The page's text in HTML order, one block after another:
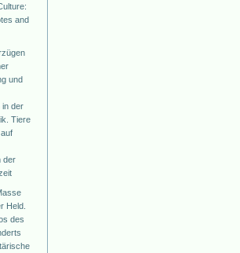
and
und
in der
Tiere
der
Held.
des